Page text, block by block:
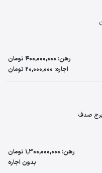
رهن: 400,000,000 تومان
اجاره: 20,000,000 تومان
رهن: 1,300,000,000 تومان
بدون اجاره